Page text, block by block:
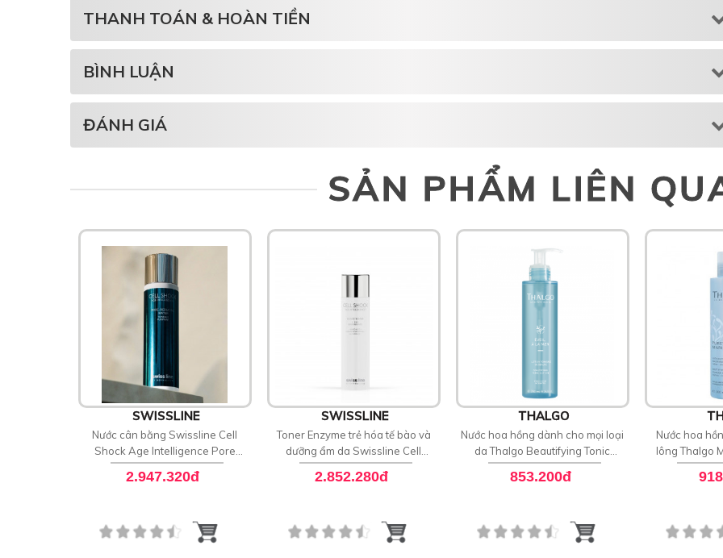
THANH TOÁN & HOÀN TIỀN
BÌNH LUẬN
ĐÁNH GIÁ
SẢN PHẨM LIÊN
SWISSLINE
Nước cân bằng Swissline Cell
Shock Age Intelligence Pore
Reducing Water (NEW)
2.947.320đ
SWISSLINE
Toner Enzyme trẻ hóa tế bào và
dưỡng ẩm da Swissline Cell
Shock Good Water
2.852.280đ
THALGO
Nước hoa hồng dành cho mọi loại
da Thalgo Beautifying Tonic
Lotion
853.200đ
Nước hoa
lông Thalgo